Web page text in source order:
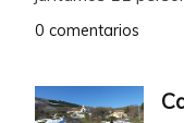
0 comentarios